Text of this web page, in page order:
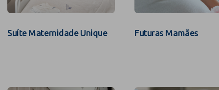
Suíte Maternidade Unique Futuras Mamães